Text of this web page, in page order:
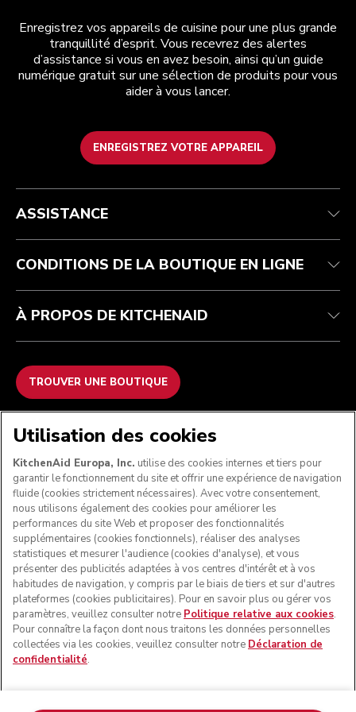
Enregistrez vos appareils de cuisine pour une plus grande
tranquillité d’esprit. Vous recevrez des alertes
d’assistance si vous en avez besoin, ainsi qu’un guide
numérique gratuit sur une sélection de produits pour vous
aider à vous lancer.
ENREGISTREZ VOTRE APPAREIL
Health Check
Suivez votre commande
Garantie et documents
Recupel
Conditions générales de vente
Retours et remboursements
Imprint
ODR
La marque
Trouver une boutique
ASSISTANCE
CONDITIONS DE LA BOUTIQUE EN LIGNE
À PROPOS DE KITCHENAID
TROUVER UNE BOUTIQUE
NOUS ACCEPTONS
SUIVEZ-NOUS
forme du robot pâtissier multifonction sont des marques
Utilisation des cookies
KitchenAid Europa, Inc. utilise des cookies internes et tiers pour
garantir le fonctionnement du site et offrir une expérience de navigation
fluide (cookies strictement nécessaires). Avec votre consentement,
nous utilisons également des cookies pour améliorer les
performances du site Web et proposer des fonctionnalités
supplémentaires (cookies fonctionnels), réaliser des analyses
statistiques et mesurer l'audience (cookies d'analyse), et vous
présenter des publicités adaptées à vos centres d'intérêt et à vos
habitudes de navigation, y compris par le biais de tiers et sur d'autres
plateformes (cookies publicitaires). Pour en savoir plus ou gérer vos
paramètres, veuillez consulter notre Politique relative aux cookies.
Pour connaître la façon dont nous traitons les données personnelles
collectées via les cookies, veuillez consulter notre Déclaration de
confidentialité.